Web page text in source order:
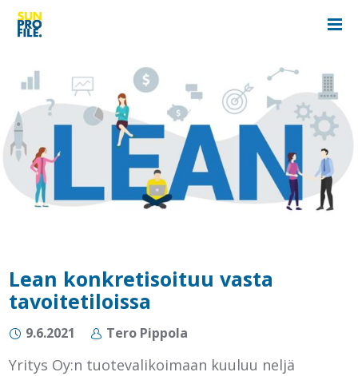
Lean konkretisoituu vasta
tavoitetiloissa
9.6.2021 Tero Pippola
Yritys Oy:n tuotevalikoimaan kuuluu neljä